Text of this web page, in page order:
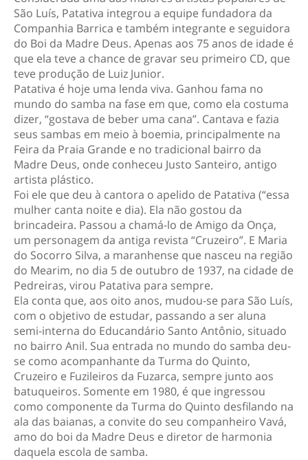
São Luís, Patativa integrou a equipe fundadora da
Companhia Barrica e também integrante e seguidora
do Boi da Madre Deus. Apenas aos 75 anos de idade é
que ela teve a chance de gravar seu primeiro CD, que
teve produção de Luiz Junior.
Patativa é hoje uma lenda viva. Ganhou fama no
mundo do samba na fase em que, como ela costuma
dizer, “gostava de beber uma cana”. Cantava e fazia
seus sambas em meio à boemia, principalmente na
Feira da Praia Grande e no tradicional bairro da
Madre Deus, onde conheceu Justo Santeiro, antigo
artista plástico.
Foi ele que deu à cantora o apelido de Patativa (“essa
mulher canta noite e dia). Ela não gostou da
brincadeira. Passou a chamá-lo de Amigo da Onça,
um personagem da antiga revista “Cruzeiro”. E Maria
do Socorro Silva, a maranhense que nasceu na região
do Mearim, no dia 5 de outubro de 1937, na cidade de
Pedreiras, virou Patativa para sempre.
Ela conta que, aos oito anos, mudou-se para São Luís,
com o objetivo de estudar, passando a ser aluna
semi-interna do Educandário Santo Antônio, situado
no bairro Anil. Sua entrada no mundo do samba deu-
se como acompanhante da Turma do Quinto,
Cruzeiro e Fuzileiros da Fuzarca, sempre junto aos
batuqueiros. Somente em 1980, é que ingressou
como componente da Turma do Quinto desfilando na
ala das baianas, a convite do seu companheiro Vavá,
amo do boi da Madre Deus e diretor de harmonia
daquela escola de samba.